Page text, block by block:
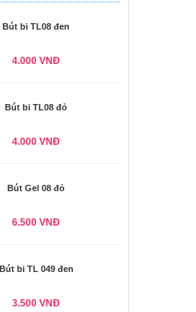
Bút bi TL08 đen
4.000 VNĐ
Bút bi TL08 đỏ
4.000 VNĐ
Bút Gel 08 đỏ
6.500 VNĐ
Bút bi TL 049 đen
3.500 VNĐ